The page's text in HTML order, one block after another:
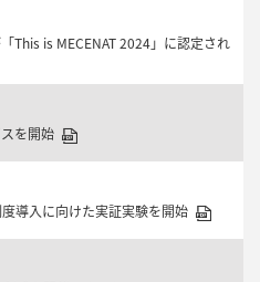
This is MECENAT 2024」に認定され
を開始
導入に向けた実証実験を開始